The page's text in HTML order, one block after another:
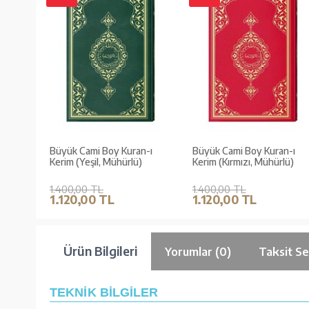
Büyük Cami Boy Kuran-ı
Kerim (Yeşil, Mühürlü)
1.400,00 TL
1.120,00 TL
Büyük Cami Boy Kuran-ı
Kerim (Kırmızı, Mühürlü)
1.400,00 TL
1.120,00 TL
Ürün Bilgileri Yorumlar (0) Taksit
TEKNİK BİLGİLER